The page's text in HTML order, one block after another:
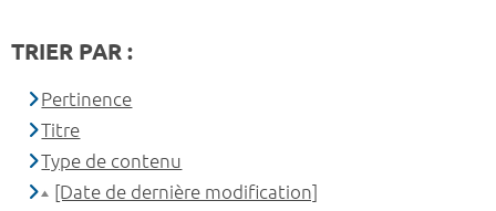
TRIER PAR :
Pertinence
Titre
Type de contenu
[Date de dernière modification]